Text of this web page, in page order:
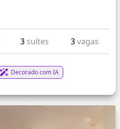
3 suítes 3vagas
Decorado com IA